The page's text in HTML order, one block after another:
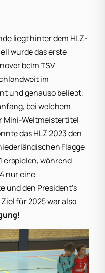
liegt hinter dem HLZ-
wurde das erste
beim TSV
im
und genauso beliebt,
bei welchem
Mini-Weltmeistertitel
das HLZ 2023 den
Flagge
erspielen, während
nur eine
und den President’s
für 2025 war also